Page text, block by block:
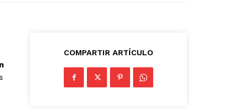
COMPARTIR ARTÍCULO